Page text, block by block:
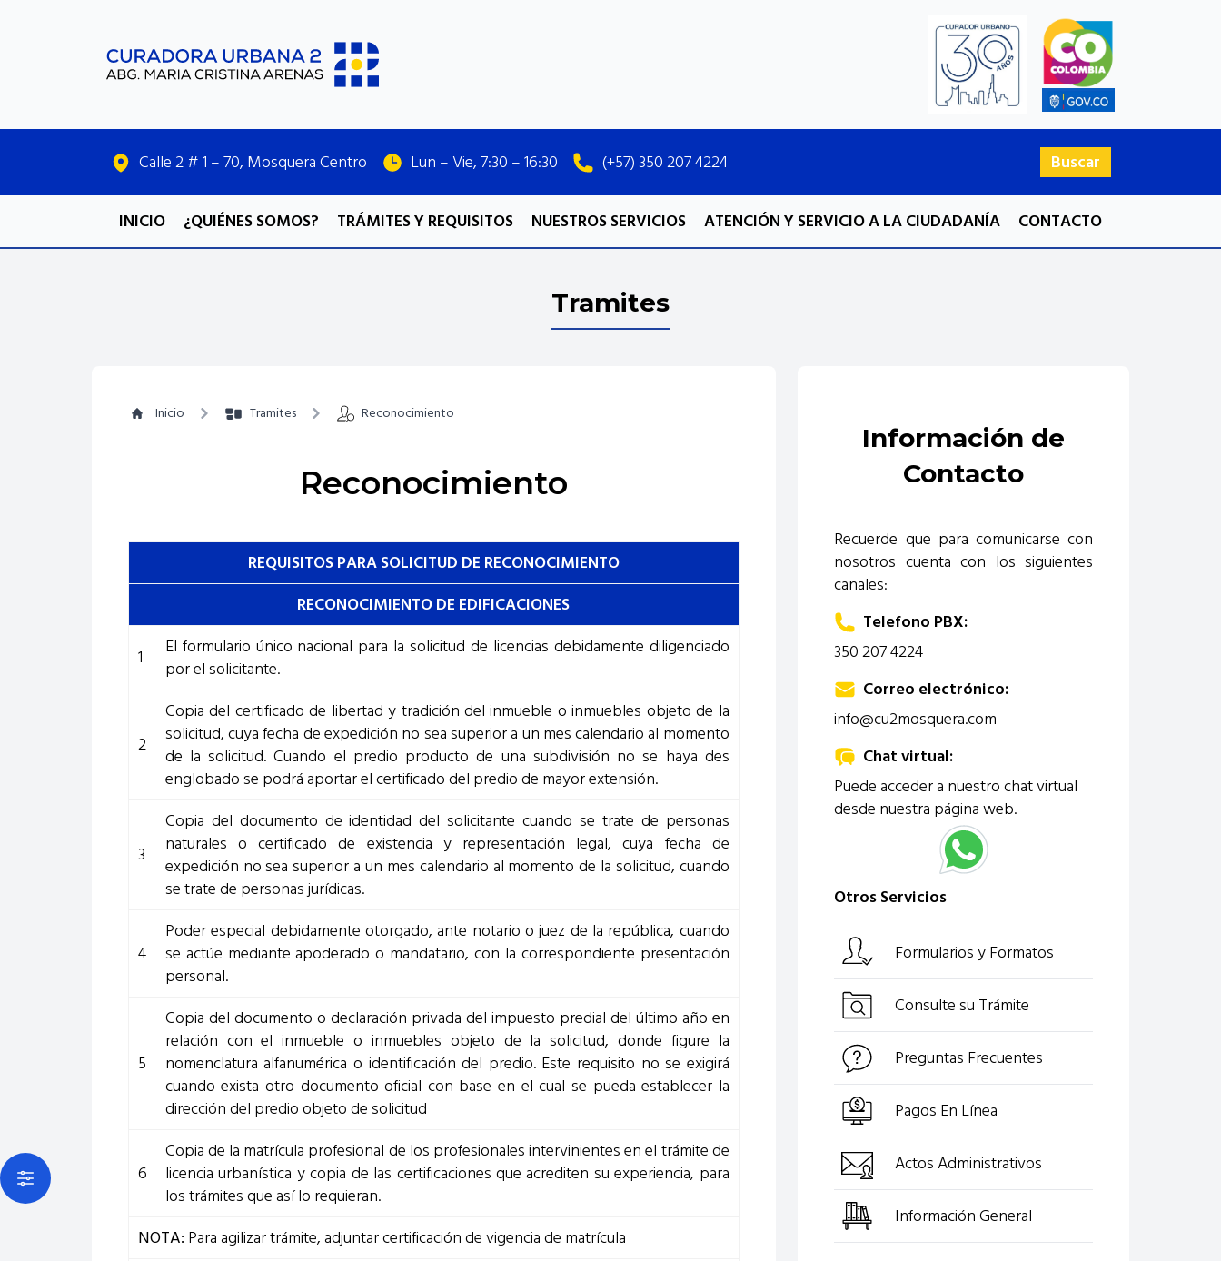
Calle 2 # 1 – 70, Mosquera Centro Lun – Vie, 7:30 – 16:30 (+57) 350 207 4224 Buscar
INICIO ¿QUIÉNES SOMOS? TRÁMITES Y REQUISITOS NUESTROS SERVICIOS ATENCIÓN Y SERVICIO A LA CIUDADANÍA CONTACTO
Open actions menu
Tramites
Inicio Tramites Reconocimiento
Reconocimiento
REQUISITOS PARA SOLICITUD DE RECONOCIMIENTO
RECONOCIMIENTO DE EDIFICACIONES
1
El formulario único nacional para la solicitud de licencias debidamente diligenciado
por el solicitante.
2
Copia del certificado de libertad y tradición del inmueble o inmuebles objeto de la
solicitud, cuya fecha de expedición no sea superior a un mes calendario al momento
de la solicitud. Cuando el predio producto de una subdivisión no se haya des
englobado se podrá aportar el certificado del predio de mayor extensión.
3
Copia del documento de identidad del solicitante cuando se trate de personas
naturales o certificado de existencia y representación legal, cuya fecha de
expedición no sea superior a un mes calendario al momento de la solicitud, cuando
se trate de personas jurídicas.
4
Poder especial debidamente otorgado, ante notario o juez de la república, cuando
se actúe mediante apoderado o mandatario, con la correspondiente presentación
personal.
5
Copia del documento o declaración privada del impuesto predial del último año en
relación con el inmueble o inmuebles objeto de la solicitud, donde figure la
nomenclatura alfanumérica o identificación del predio. Este requisito no se exigirá
cuando exista otro documento oficial con base en el cual se pueda establecer la
dirección del predio objeto de solicitud
6
Copia de la matrícula profesional de los profesionales intervinientes en el trámite de
licencia urbanística y copia de las certificaciones que acrediten su experiencia, para
los trámites que así lo requieran.
NOTA: Para agilizar trámite, adjuntar certificación de vigencia de matrícula
Información de
Contacto
Recuerde que para comunicarse con
nosotros cuenta con los siguientes
canales:
Telefono PBX:
350 207 4224
Correo electrónico:
info@cu2mosquera.com
Chat virtual:
Puede acceder a nuestro chat virtual
desde nuestra página web.
Otros Servicios
Formularios y Formatos
Consulte su Trámite
Preguntas Frecuentes
Pagos En Línea
Actos Administrativos
Información General